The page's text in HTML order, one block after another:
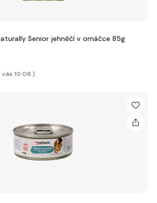
Senior jehněčí v omáčce 85g
vás 10.08.)